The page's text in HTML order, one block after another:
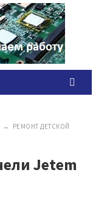
→
РЕМОНТ ДЕТСКОЙ
Jetem